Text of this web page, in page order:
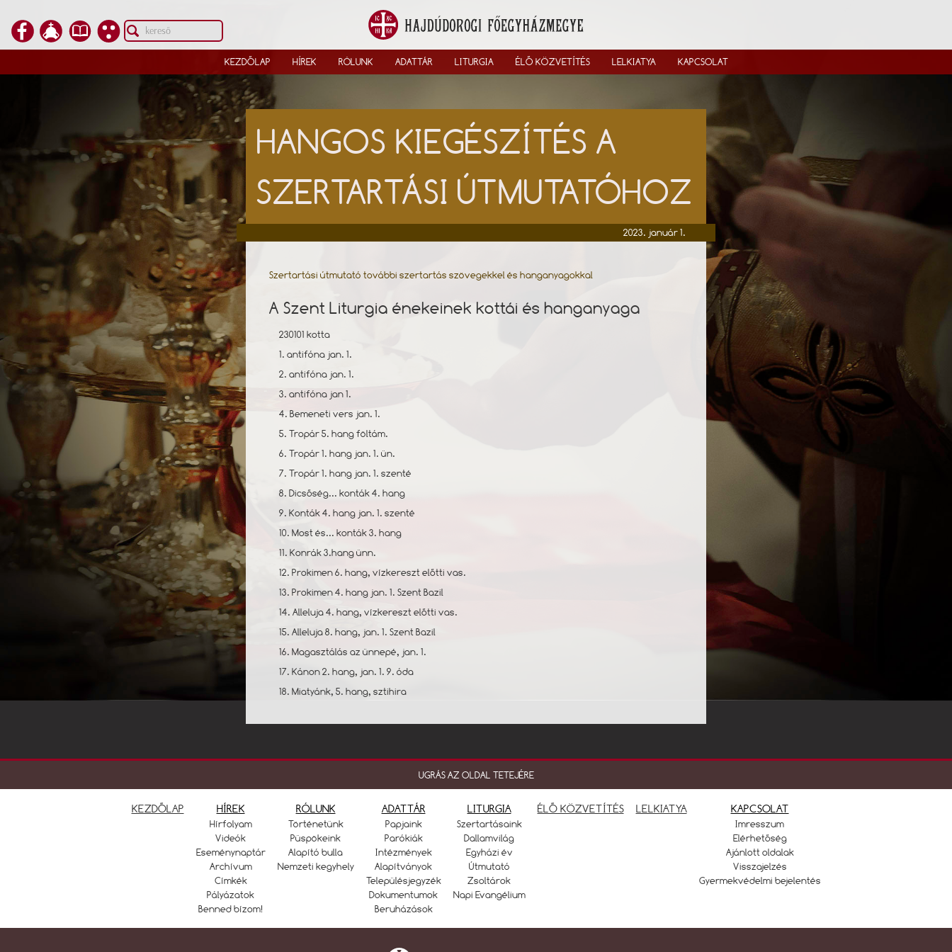
KEZDŐLAP HÍREK RÓLUNK ADATTÁR LITURGIA ÉLŐ KÖZVETÍTÉS LELKIATYA KAPCSOLAT
HANGOS KIEGÉSZÍTÉS A
SZERTARTÁSI ÚTMUTATÓHOZ
2023. január 1.
Szertartási útmutató további szertartás szövegekkel és hanganyagokkal
A Szent Liturgia énekeinek kottái és hanganyaga
230101 kotta
1. antifóna jan. 1.
2. antifóna jan. 1.
3. antifóna jan 1.
4. Bemeneti vers jan. 1.
5. Tropár 5. hang föltám.
6. Tropár 1. hang jan. 1. ün.
7. Tropár 1. hang jan. 1. szenté
8. Dicsőség... konták 4. hang
9. Konták 4. hang jan. 1. szenté
10. Most és... konták 3. hang
11. Konrák 3.hang ünn.
12. Prokimen 6. hang, vízkereszt előtti vas.
13. Prokimen 4. hang jan. 1. Szent Bazil
14. Alleluja 4. hang, vízkereszt előtti vas.
15. Alleluja 8. hang, jan. 1. Szent Bazil
16. Magasztálás az ünnepé, jan. 1.
17. Kánon 2. hang, jan. 1. 9. óda
18. Miatyánk, 5. hang, sztihira
UGRÁS AZ OLDAL TETEJÉRE
KEZDŐLAP HÍREK
Hírfolyam
Videók
Eseménynaptár
Archívum
Címkék
Pályázatok
Benned bízom!
RÓLUNK
Történetünk
Püspökeink
Alapító bulla
Nemzeti kegyhely
ADATTÁR
Papjaink
Parókiák
Intézmények
Alapítványok
Településjegyzék
Dokumentumok
Beruházások
LITURGIA
Szertartásaink
Dallamvilág
Egyházi év
Útmutató
Zsoltárok
Napi Evangélium
ÉLŐ KÖZVETÍTÉS LELKIATYA KAPCSOLAT
Imresszum
Elérhetőség
Ajánlott oldalak
Visszajelzés
Gyermekvédelmi bejelentés